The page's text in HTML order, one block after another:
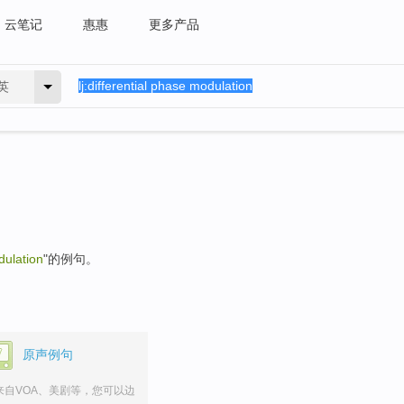
云笔记 惠惠 更多产品
"的例句。
原声例句
自VOA、美剧等，您可以边